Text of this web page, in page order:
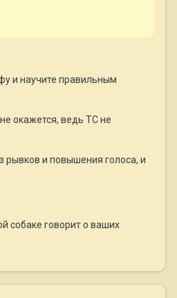
и научите правильным
окажется, ведь ТС не
рывков и повышения голоса, и
собаке говорит о ваших